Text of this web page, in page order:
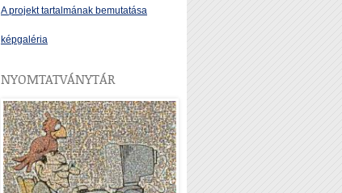
A projekt tartalmának bemutatása
képgaléria
NYOMTATVÁNYTÁR